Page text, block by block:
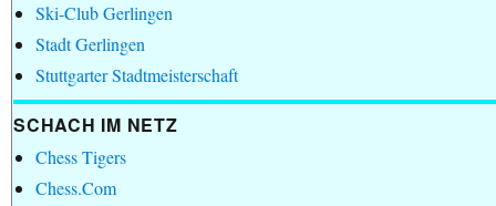
Ski-Club Gerlingen
Stadt Gerlingen
Stuttgarter Stadtmeisterschaft
SCHACH IM NETZ
Chess Tigers
Chess.Com